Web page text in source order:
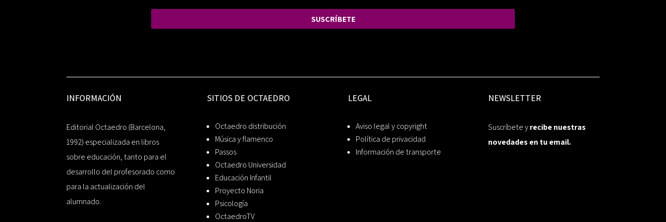
SUSCRÍBETE
INFORMACIÓN
Editorial Octaedro (Barcelona,
1992) especializada en libros
sobre educación, tanto para el
desarrollo del profesorado como
para la actualización del
alumnado.
SITIOS DE OCTAEDRO
Octaedro distribución
Música y flamenco
Passos
Octaedro Universidad
Educación Infantil
Proyecto Noria
Psicología
OctaedroTV
LEGAL
Aviso legal y copyright
Política de privacidad
Información de transporte
NEWSLETTER
Suscríbete yrecibe nuestras
novedades en tu email.